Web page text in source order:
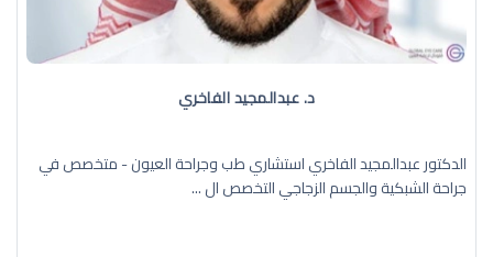
د. عبدالمجيد الفاخري
الدكتور عبدالمجيد الفاخري استشاري طب وجراحة العيون - متخصص في
جراحة الشبكية والجسم الزجاجي التخصص ال ...